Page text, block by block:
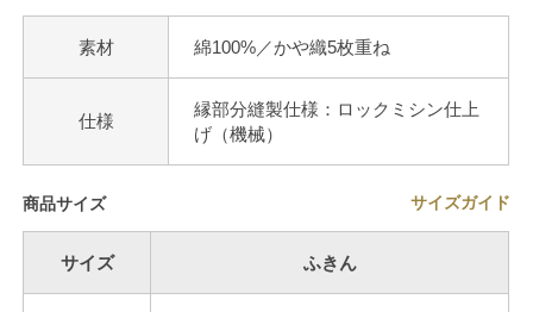
素材 綿100%／かや織5枚重ね
仕様
縁部分縫製仕様：ロックミシン仕上
げ（機械）
商品サイズ サイズガイド
サイズ ふきん